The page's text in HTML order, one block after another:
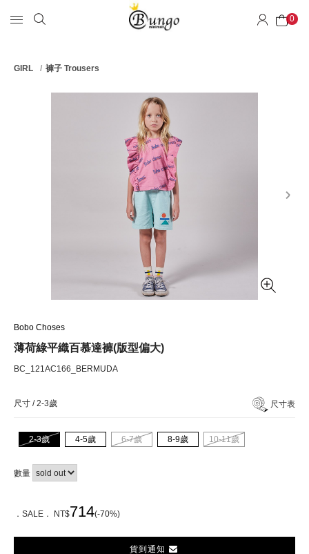
0
GIRL 褲子 Trousers
next
Bobo Choses
薄荷綠平織百慕達褲(版型偏大)
BC_121AC166_BERMUDA
尺寸 /2-3歲 尺寸表
2-3歲 4-5歲 6-7歲 8-9歲 10-11歲
數量
．SALE． NT$714(-70%)
貨到通知